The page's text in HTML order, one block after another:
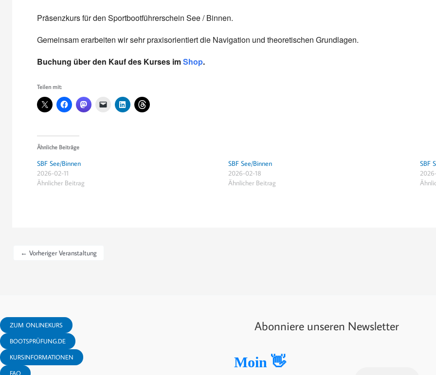
Präsenzkurs für den Sportbootführerschein See / Binnen.
Gemeinsam erarbeiten wir sehr praxisorientiert die Navigation und theoretischen Grundlagen.
Buchung über den Kauf des Kurses imShop.
Teilen mit:
Ähnliche Beiträge
SBF See/Binnen
2026-02-11
Ähnlicher Beitrag
SBF See/Binnen
2026-02-18
Ähnlicher Beitrag
SBF
← Vorheriger Veranstaltung
ZUM ONLINEKURS
BOOTSPRÜFUNG.DE
KURSINFORMATIONEN
FAQ
Abonniere unseren Newsletter
Moin 👋